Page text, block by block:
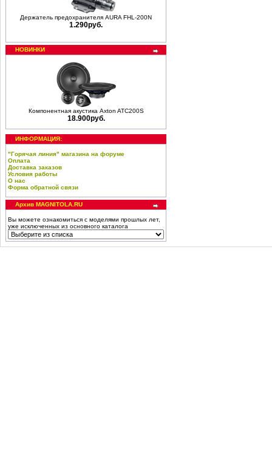
Держатель предохранителя AURA FHL-200N
1.290руб.
НОВИНКИ
Компонентная акустика Axton ATC200S
18.900руб.
ИНФОРМАЦИЯ:
"Горячая линия" магазина на форуме
Оплата
Доставка заказов
Условия работы
О нас
Форма обратной связи
Архив MAGNITOLA.RU
Вы можете ознакомиться с моделями прошлых лет,
уже исключенных из основного каталога